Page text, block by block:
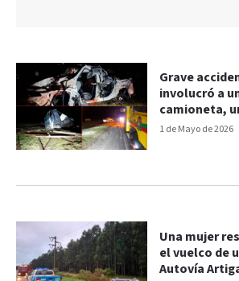
1 de Mayo de 2026
Grave
involucró a
camioneta,
caballo suelto
Una mujer
el vuelco de
Autovía